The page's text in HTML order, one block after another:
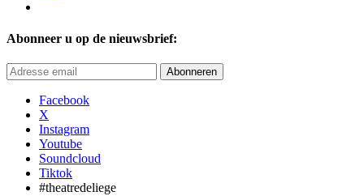
Abonneer u op de nieuwsbrief:
Abonneren
Facebook
X
Instagram
Youtube
Soundcloud
Tiktok
#theatredeliege